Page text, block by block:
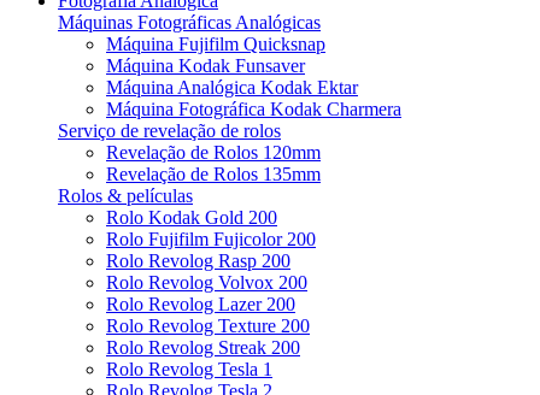
Máquinas Fotográficas Analógicas
Máquina Fujifilm Quicksnap
Máquina Kodak Funsaver
Máquina Analógica Kodak Ektar
Máquina Fotográfica Kodak Charmera
Serviço de revelação de rolos
Revelação de Rolos 120mm
Revelação de Rolos 135mm
Rolos & películas
Rolo Kodak Gold 200
Rolo Fujifilm Fujicolor 200
Rolo Revolog Rasp 200
Rolo Revolog Volvox 200
Rolo Revolog Lazer 200
Rolo Revolog Texture 200
Rolo Revolog Streak 200
Rolo Revolog Tesla 1
Rolo Revolog Tesla 2